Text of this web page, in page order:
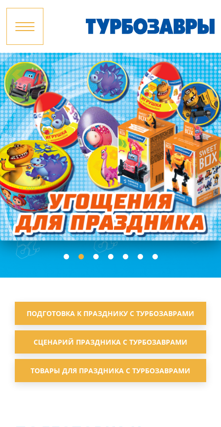
ПОДГОТОВКА К ПРАЗДНИКУ С ТУРБОЗАВРАМИ
СЦЕНАРИЙ ПРАЗДНИКА С ТУРБОЗАВРАМИ
ТОВАРЫ ДЛЯ ПРАЗДНИКА С ТУРБОЗАВРАМИ